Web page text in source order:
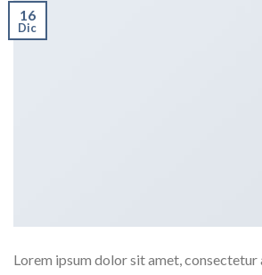
16
Dic
Lorem ipsum dolor sit amet, consectetur